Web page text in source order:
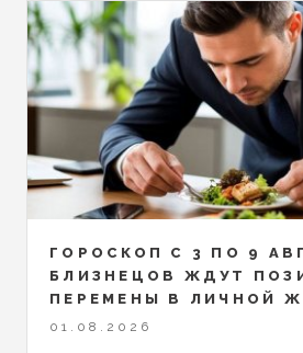
ГОРОСКОП С 3 ПО 9
БЛИЗНЕЦОВ ЖДУТ
ПЕРЕМЕНЫ В ЛИЧНОЙ
01.08.2026